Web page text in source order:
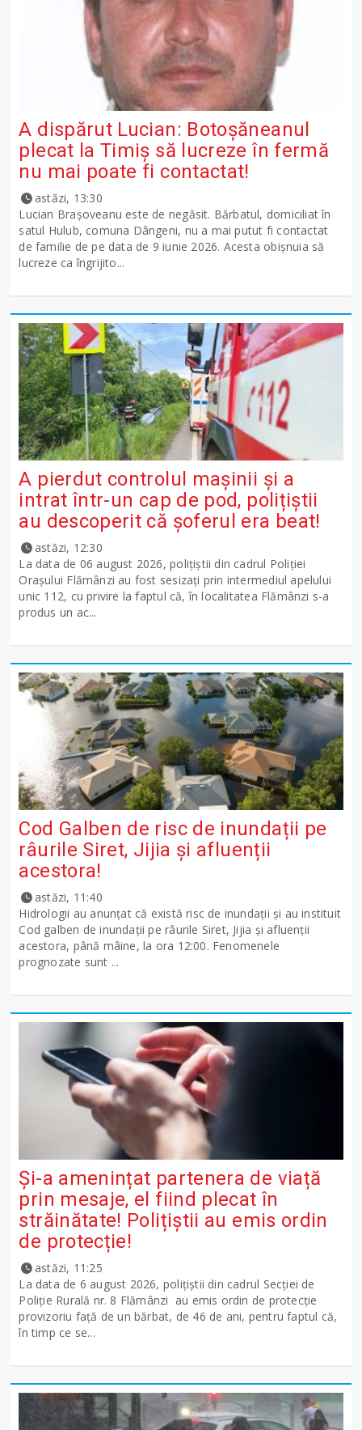
A dispărut Lucian: Botoșăneanul
plecat la Timiș să lucreze în fermă
nu mai poate fi contactat!
astăzi, 13:30
Lucian Brașoveanu este de negăsit. Bărbatul, domiciliat în
satul Hulub, comuna Dângeni, nu a mai putut fi contactat
de familie de pe data de 9 iunie 2026. Acesta obișnuia să
lucreze ca îngrijito...
A pierdut controlul mașinii și a
intrat într-un cap de pod, polițiștii
au descoperit că șoferul era beat!
astăzi, 12:30
La data de 06 august 2026, polițiștii din cadrul Poliției
Orașului Flămânzi au fost sesizați prin intermediul apelului
unic 112, cu privire la faptul că, în localitatea Flămânzi s-a
produs un ac...
Cod Galben de risc de inundații pe
râurile Siret, Jijia și afluenții
acestora!
astăzi, 11:40
Hidrologii au anunțat că există risc de inundații și au instituit
Cod galben de inundații pe râurile Siret, Jijia și afluenții
acestora, până mâine, la ora 12:00. Fenomenele
prognozate sunt ...
Și-a amenințat partenera de viață
prin mesaje, el fiind plecat în
străinătate! Polițiștii au emis ordin
de protecție!
astăzi, 11:25
La data de 6 august 2026, polițiștii din cadrul Secției de
Poliție Rurală nr. 8 Flămânzi au emis ordin de protecție
provizoriu față de un bărbat, de 46 de ani, pentru faptul că,
în timp ce se...